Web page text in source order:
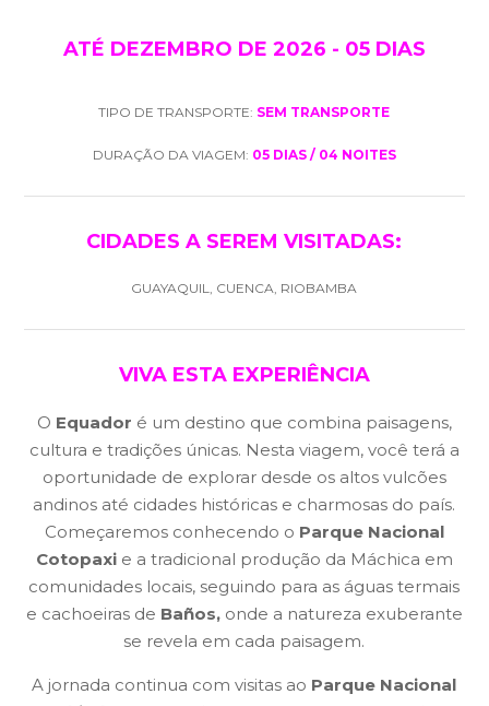
ATÉ DEZEMBRO DE 2026 - 05 DIAS
TIPO DE TRANSPORTE: SEM TRANSPORTE
DURAÇÃO DA VIAGEM: 05 DIAS / 04 NOITES
CIDADES A SEREM VISITADAS:
GUAYAQUIL, CUENCA, RIOBAMBA
VIVA ESTA EXPERIÊNCIA
O Equador é um destino que combina paisagens,
cultura e tradições únicas. Nesta viagem, você terá a
oportunidade de explorar desde os altos vulcões
andinos até cidades históricas e charmosas do país.
Começaremos conhecendo o Parque Nacional
Cotopaxie a tradicional produção da Máchica em
comunidades locais, seguindo para as águas termais
e cachoeiras de Baños, onde a natureza exuberante
se revela em cada paisagem.
A jornada continua com visitas ao Parque Nacional